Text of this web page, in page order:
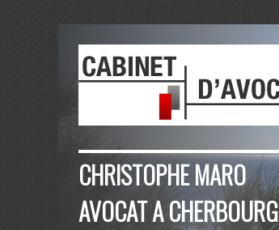
CHRISTOPHE MARO
AVOCAT A CHERBOURG